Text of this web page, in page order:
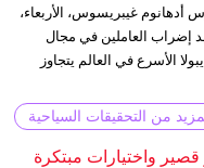
أدهانوم غيبريسوس، الأربعاء،
إضراب العاملين في مجال
الأسرع في العالم يتجاوز
من التحقيقات السياحية
واختيارات مبتكرة